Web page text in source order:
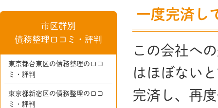
一度完済し
この会社へ
はほぼない
完済し、再
市区群別
債務整理口コミ・評判
東京都台東区の債務整理の口コ
ミ・評判
東京都新宿区の債務整理の口コ
ミ・評判